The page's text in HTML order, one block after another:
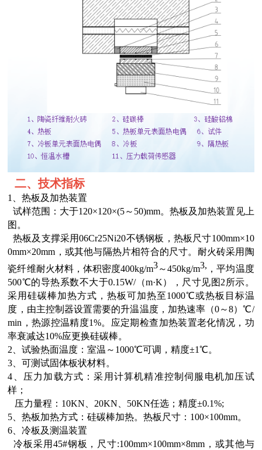
二、技术指标
1 、热板及加热装置
试样范围： 大于120×120×(5～50)mm。热板及加热装置见上
图。
热板 及支撑采用06Cr25Ni20不锈钢板 ， 热板 尺寸100mm×10
0mm×20mm ，或其他与隔热片相符合的尺寸。 耐火砖采用陶
瓷纤维耐火材料，体积密度400kg/m3～450kg/m3, ，平均温度
500℃的导热系数不大于0.15W/（m·K）， 尺寸见图2所示。
采用硅碳棒加热方式，热板可加热至1000℃或热板目标温
度 ，由主控制器设置需要的升温温度，加热速率（0～8）℃/
min ，热源控温精度1%。应定期检查加热装置老化情况，功
率衰减达10%应更换硅碳棒。
2、试验热面温度：室温 ～ 1000℃可调 ，精度±1℃。
3、可测试固体板状材料。
4、压力加载方式：采用计算机精准控制伺服电机加压试
样；
压力量程： 10KN、20KN 50KN任选 ；精度±0.1%;
5、热板加热方式：硅碳棒加热。热板 尺寸： 100×100mm。
6、冷板及测温装置
冷板采用 45#钢板，尺寸:100mm×100mm×8mm ，或其他与